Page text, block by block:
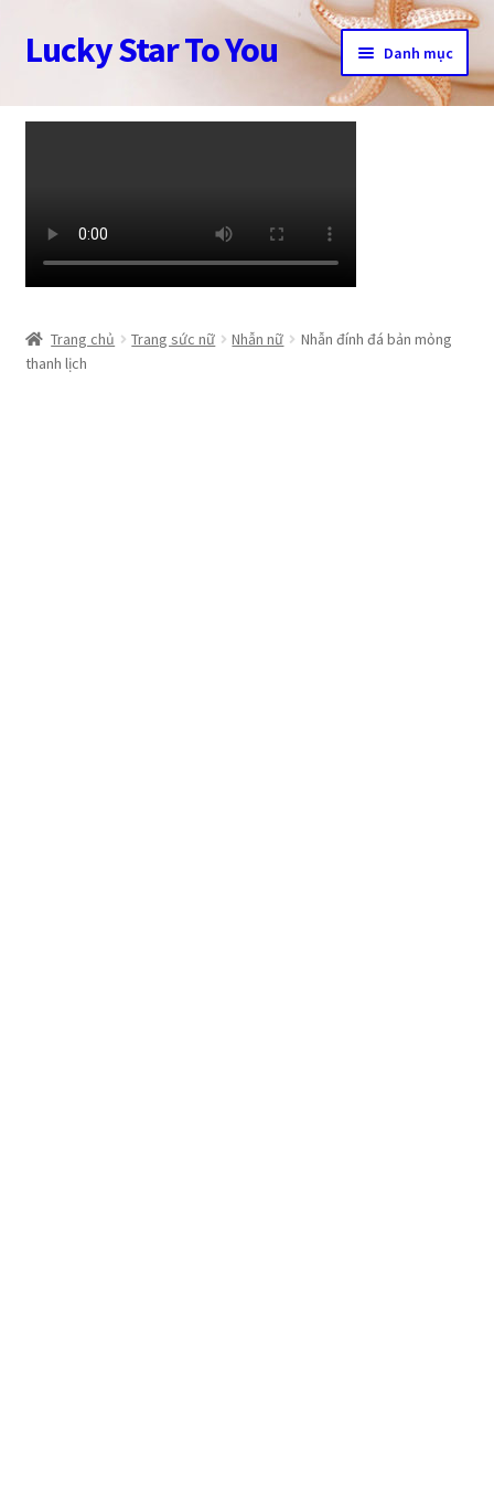
Đi
đến
hướng
Chuyển
đến
dung
Lucky Star To You Danh mục
Trang chủ
Cửa hàng
Tài khoản
Trang chủ Trang sức nữ Nhẫn nữ
Nhẫn đính đá bản mỏng
thanh lịch